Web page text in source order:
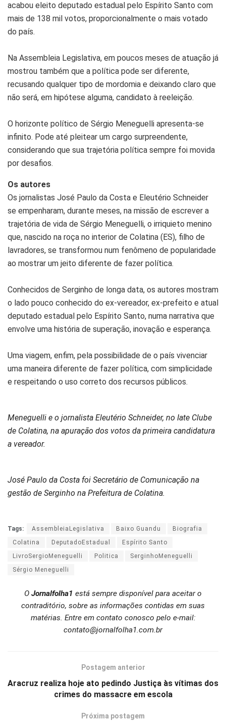
acabou eleito deputado estadual pelo Espírito Santo com
mais de 138 mil votos, proporcionalmente o mais votado
do país.
Na Assembleia Legislativa, em poucos meses de atuação já
mostrou também que a política pode ser diferente,
recusando qualquer tipo de mordomia e deixando claro que
não será, em hipótese alguma, candidato à reeleição.
O horizonte político de Sérgio Meneguelli apresenta-se
infinito. Pode até pleitear um cargo surpreendente,
considerando que sua trajetória política sempre foi movida
por desafios.
Os autores
Os jornalistas José Paulo da Costa e Eleutério Schneider
se empenharam, durante meses, na missão de escrever a
trajetória de vida de Sérgio Meneguelli, o irriquieto menino
que, nascido na roça no interior de Colatina (ES), filho de
lavradores, se transformou num fenômeno de popularidade
ao mostrar um jeito diferente de fazer política.
Conhecidos de Serginho de longa data, os autores mostram
o lado pouco conhecido do ex-vereador, ex-prefeito e atual
deputado estadual pelo Espírito Santo, numa narrativa que
envolve uma história de superação, inovação e esperança.
Uma viagem, enfim, pela possibilidade de o país vivenciar
uma maneira diferente de fazer política, com simplicidade
e respeitando o uso correto dos recursos públicos.
Meneguelli e o jornalista Eleutério Schneider, no Iate Clube
de Colatina, na apuração dos votos da primeira candidatura
a vereador.
José Paulo da Costa foi Secretário de Comunicação na
gestão de Serginho na Prefeitura de Colatina.
Tags: AssembleiaLegislativa Baixo Guandu
Biografia
Colatina
DeputadoEstadual
Espírito Santo
LivroSergioMeneguelli
Politica
SerginhoMeneguelli
Sérgio Meneguelli
O Jornalfolha1 está sempre disponível para aceitar o
contraditório, sobre as informações contidas em suas
matérias. Entre em contato conosco pelo e-mail:
contato@jornalfolha1.com.br
Postagem anterior
Aracruz realiza hoje ato pedindo Justiça às vítimas dos
crimes do massacre em escola
Próxima postagem